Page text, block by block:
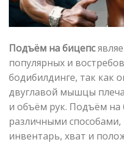
Подъём на бицепс
популярных и
бодибилдинге, так как
двуглавой мышцы
и объём рук. Подъём
различными способами,
инвентарь, хват и